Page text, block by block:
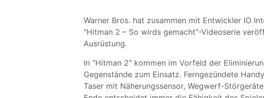
Warner Bros. hat zusammen mit Entwickler IO
"Hitman 2 – So wirds gemacht"-Videoserie
Ausrüstung.
In "Hitman 2" kommen im Vorfeld der
Gegenstände zum Einsatz. Ferngezündete
Taser mit Näherungssensor, Wegwerf-